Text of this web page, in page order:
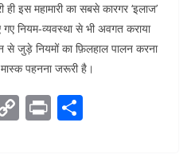
इस महामारी का सबसे कारगर ‘इलाज’
नियम-व्यवस्था से भी अवगत कराया
से जुड़े नियमों का फ़िलहाल पालन करना
पहनना जरूरी है।
C Pr